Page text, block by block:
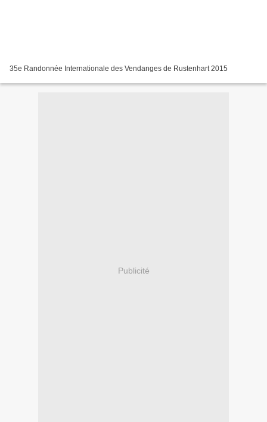
35e Randonnée Internationale des Vendanges de Rustenhart 2015
Publicité